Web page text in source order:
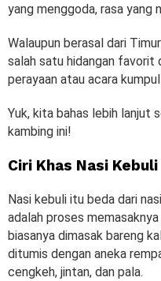
yang menggoda, rasa yang
Walaupun berasal dari
salah satu hidangan favorit
perayaan atau acara
Yuk, kita bahas lebih lanjut
kambing ini!
Ciri Khas Nasi Kebuli
Nasi kebuli itu beda dari
adalah proses
biasanya dimasak bareng
ditumis dengan aneka
cengkeh, jintan, dan pala.